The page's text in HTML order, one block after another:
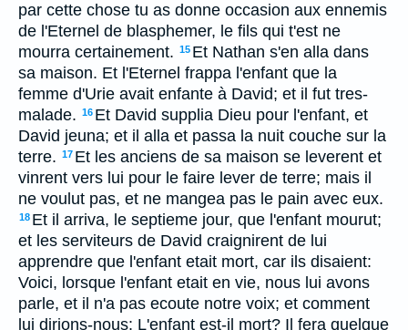
par cette chose tu as donne occasion aux ennemis
de l'Eternel de blasphemer, le fils qui t'est ne
mourra certainement. 15 Et Nathan s'en alla dans
sa maison. Et l'Eternel frappa l'enfant que la
femme d'Urie avait enfante à David; et il fut tres-
malade. 16 Et David supplia Dieu pour l'enfant, et
David jeuna; et il alla et passa la nuit couche sur la
terre. 17 Et les anciens de sa maison se leverent et
vinrent vers lui pour le faire lever de terre; mais il
ne voulut pas, et ne mangea pas le pain avec eux.
18 Et il arriva, le septieme jour, que l'enfant mourut;
et les serviteurs de David craignirent de lui
apprendre que l'enfant etait mort, car ils disaient:
Voici, lorsque l'enfant etait en vie, nous lui avons
parle, et il n'a pas ecoute notre voix; et comment
lui dirions-nous: L'enfant est-il mort? Il fera quelque